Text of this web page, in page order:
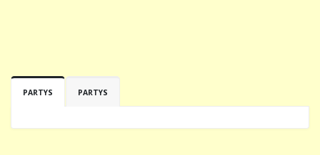
PARTYS PARTYS